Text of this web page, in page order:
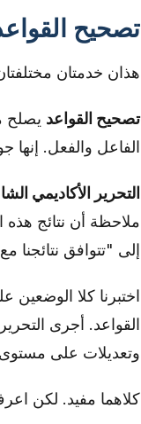
تصحيح
هذان خدمتان
تصحيح القواعد يصلح
الفاعل والفعل. إنها جولة
التحرير الأكاديمي
ملاحظة أن نتائج هذه
إلى "تتوافق نتائجنا
وتعديلات على
كلاهما مفيد. لكن